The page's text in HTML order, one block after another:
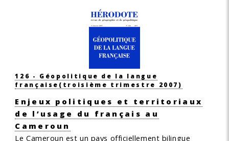
126 - Géopolitique de la langue
française (troisième trimestre 2007)
Enjeux politiques et territoriaux
de l’usage du français au
Cameroun
Le Cameroun est un pays officiellement bilingue